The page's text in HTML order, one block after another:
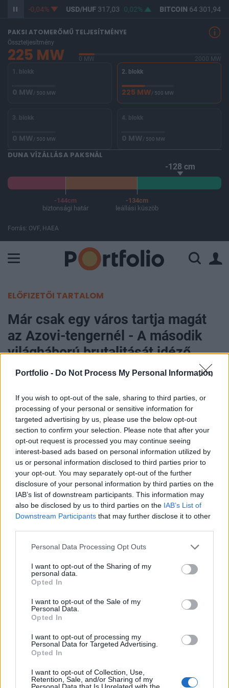
Portfolio - Do Not Process My Personal Information
If you wish to opt-out of the sale, sharing to third parties, or
processing of your personal or sensitive information for
targeted advertising by us, please use the below opt-out
section to confirm your selection. Please note that after your
opt-out request is processed you may continue seeing
interest-based ads based on personal information utilized by
us or personal information disclosed to third parties prior to
your opt-out. You may separately opt-out of the further
disclosure of your personal information by third parties on the
IAB’s list of downstream participants. This information may
also be disclosed by us to third parties on the IAB’s List of
Downstream Participants that may further disclose it to other
Personal Data Processing Opt Outs
I want to opt-out of the Sharing of my
personal data.
Opted In
I want to opt-out of the Sale of my
Personal Data.
Opted In
I want to opt-out of processing my
Personal Data for Targeted Advertising.
Opted In
I want to opt-out of Collection, Use,
Retention, Sale, and/or Sharing of my
Personal Data that Is Unrelated with the
-0,04% USD/HUF317,03 0,02% BITCOIN64 301,94
PAKSI ATOMERŐMŰ TELJESÍTMÉNYE
Összteljesítmény
225 MW 0 MW
2000 MW
1. blokk
0 MW/ 500 MW
2. blokk
225 MW/ 500 MW
3. blokk
0 MW/ 500 MW
4. blokk
0 MW/ 500 MW
DUNA VÍZÁLLÁSA PAKSNÁL
-128 cm
-144cm
biztonsági határ
-134cm
leállási küszöb
Forrás: OVF, HAEA
ELŐFIZETŐI TARTALOM
Már csak egy város tartja magát
az Azovi-tengernél - A második
világháború brutalitását idéző
csata következhet
Huszák Dániel
2022. március 01. 15:50
Miközben északon akadozik az orosz támadás,
úgy tűnik, délen továbbra is erős az inváziós
sereg, gyakorlatilag a teljes Azovi-tenger melletti
partszakaszt elfoglalta az orosz haderő, Mariupol
városának kivételével, melyet most zárnak körül.
Mariupol a híres-hírhedt "Azov hadosztály" bázisa,
a város körül második világháborús brutalitású
Ukrajna déli részében folyamatosan nyomulnak előre az
mára pedig megindultak a Mariupol körülzárására indított
műveletek. Az orosz haderő ma deklarálta, hogy elvágták
az ukrán haderő hozzáférését az Azovi-tengerhez, ami azt
jelenti, hogy Mariupolt már körbevették. Ezt egyelőre még
nem lehet megerősíteni. A város...
KEDVES OLVASÓNK!
A keresett cikk a portfolio.hu hírarchívumához